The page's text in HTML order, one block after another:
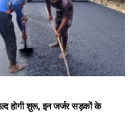
होगी शुरू, इन जर्जर सड़कों के